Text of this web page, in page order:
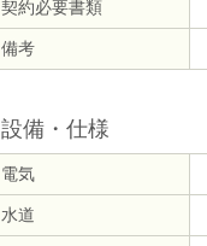
契約必要書類
備考
設備・仕様
電気
水道